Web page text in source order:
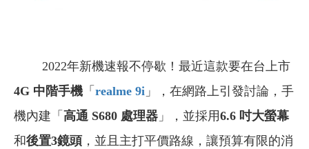
2022年新機速報不停歇！最近這款要在台上市
4G 中階手機 「 realme 9i 」，在網路上引發討論，手
機內建「 高通 S680 處理器 」，並採用6.6 吋大螢幕
和後置3鏡頭 ，並且主打平價路線，讓預算有限的消